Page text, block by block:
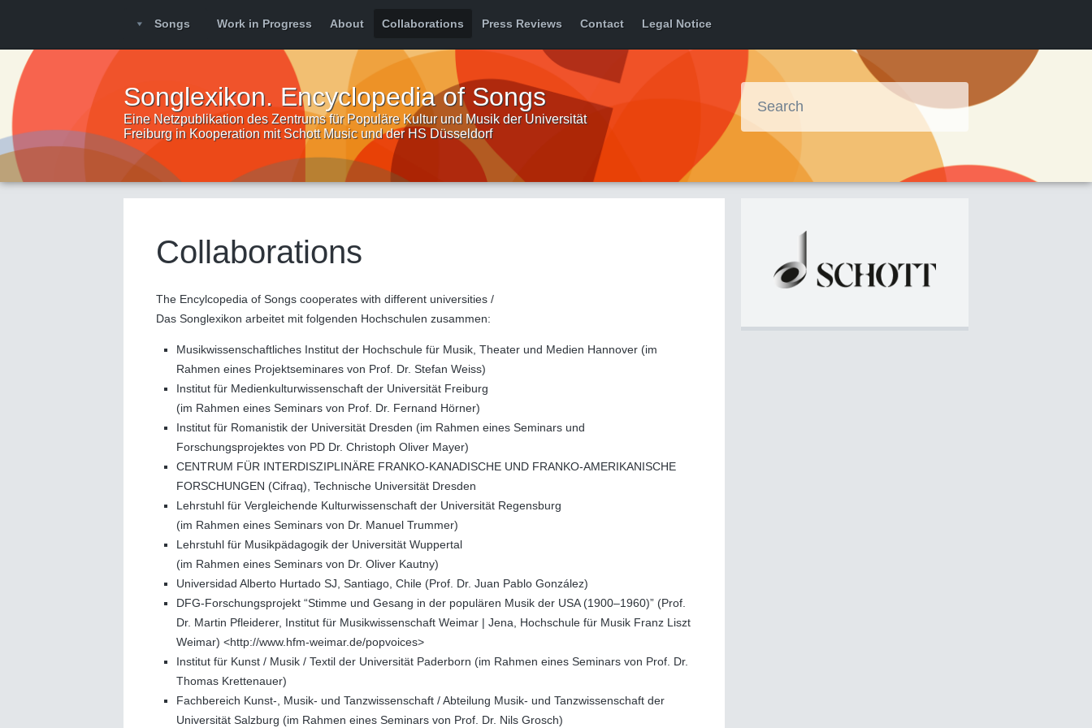
Songs Work in Progress About Collaborations Press Reviews Contact Legal Notice
Songlexikon. Encyclopedia of Songs
Eine Netzpublikation des Zentrums für Populäre Kultur und Musik der Universität
Freiburg in Kooperation mit Schott Music und der HS Düsseldorf
Collaborations
The Encylcopedia of Songs cooperates with different universities /
Das Songlexikon arbeitet mit folgenden Hochschulen zusammen:
Musikwissenschaftliches Institut der Hochschule für Musik, Theater und Medien Hannover (im
Rahmen eines Projektseminares von Prof. Dr. Stefan Weiss)
Institut für Medienkulturwissenschaft der Universität Freiburg
(im Rahmen eines Seminars von Prof. Dr. Fernand Hörner)
Institut für Romanistik der Universität Dresden (im Rahmen eines Seminars und
Forschungsprojektes von PD Dr. Christoph Oliver Mayer)
CENTRUM FÜR INTERDISZIPLINÄRE FRANKO-KANADISCHE UND FRANKO-AMERIKANISCHE
FORSCHUNGEN (Cifraq), Technische Universität Dresden
Lehrstuhl für Vergleichende Kulturwissenschaft der Universität Regensburg
(im Rahmen eines Seminars von Dr. Manuel Trummer)
Lehrstuhl für Musikpädagogik der Universität Wuppertal
(im Rahmen eines Seminars von Dr. Oliver Kautny)
Universidad Alberto Hurtado SJ, Santiago, Chile (Prof. Dr. Juan Pablo González)
DFG-Forschungsprojekt “Stimme und Gesang in der populären Musik der USA (1900–1960)” (Prof.
Dr. Martin Pfleiderer, Institut für Musikwissenschaft Weimar | Jena, Hochschule für Musik Franz Liszt
Weimar) <http://www.hfm-weimar.de/popvoices>
Institut für Kunst / Musik / Textil der Universität Paderborn (im Rahmen eines Seminars von Prof. Dr.
Thomas Krettenauer)
Fachbereich Kunst-, Musik- und Tanzwissenschaft / Abteilung Musik- und Tanzwissenschaft der
Universität Salzburg (im Rahmen eines Seminars von Prof. Dr. Nils Grosch)